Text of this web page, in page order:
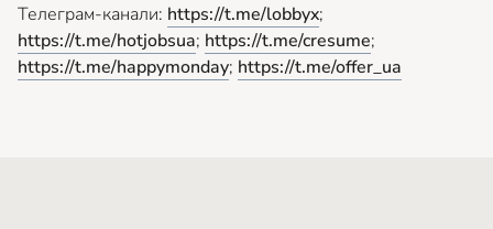
Телеграм-канали: https://t.me/lobbyx;
https://t.me/hotjobsua; https://t.me/cresume;
https://t.me/happymonday; https://t.me/offer_ua